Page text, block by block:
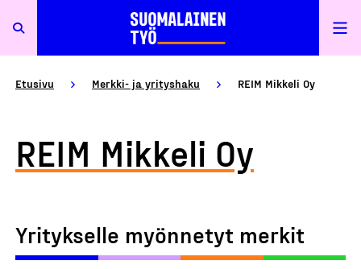
Etusivu Merkki- ja yrityshaku REIM Mikkeli Oy
REIM Mikkeli Oy
Yritykselle myönnetyt merkit